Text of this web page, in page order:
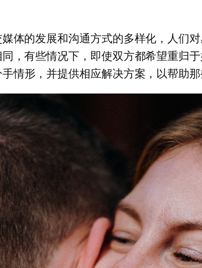
体的发展和沟通方式的多样化，人们
，有些情况下，即使双方都希望重归
情形，并提供相应解决方案，以帮助那